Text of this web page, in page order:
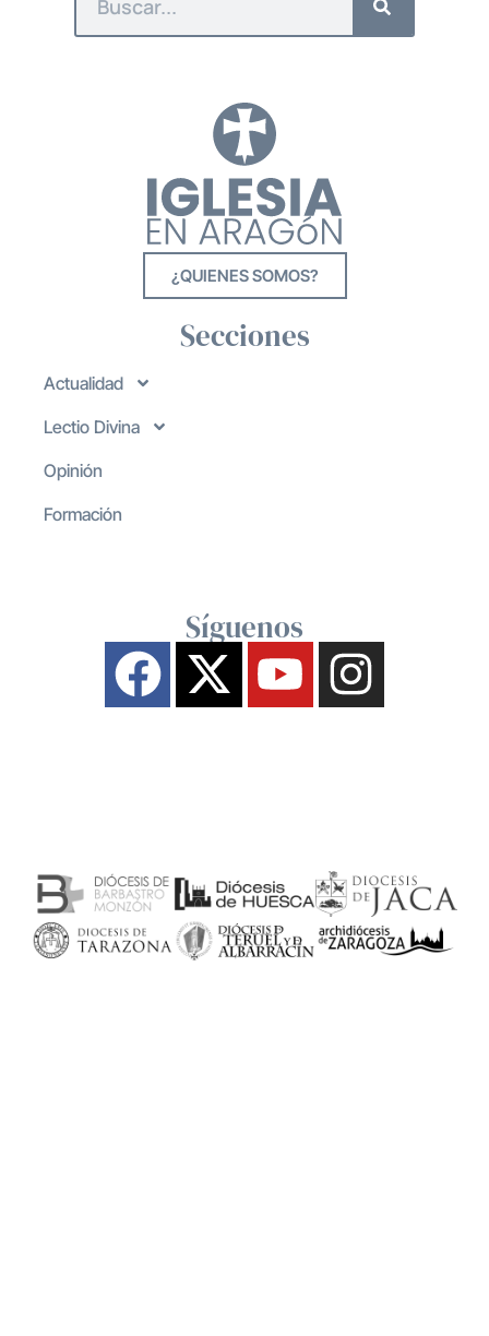
¿QUIENES SOMOS?
Secciones
Actualidad
Lectio Divina
Opinión
Formación
Síguenos